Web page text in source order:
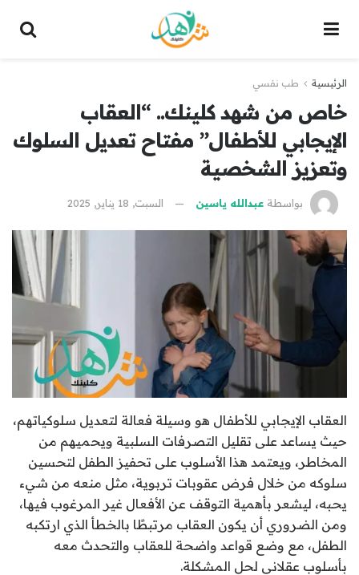
الرئيسية طب نفسي
خاص من شهد كلينك.. “العقاب
الإيجابي للأطفال” مفتاح تعديل السلوك
وتعزيز الشخصية
بواسطة عبدالله ياسين السبت, 18 يناير, 2025
العقاب الإيجابي للأطفال هو وسيلة فعالة لتعديل سلوكياتهم،
حيث يساعد على تقليل التصرفات السلبية ويحميهم من
المخاطر، ويعتمد هذا الأسلوب على تحفيز الطفل لتحسين
سلوكه من خلال فرض عقوبات تربوية، مثل منعه من شيء
يحبه، ليشعر بأهمية التوقف عن الأفعال غير المرغوب فيها،
ومن الضروري أن يكون العقاب مرتبطًا بالخطأ الذي ارتكبه
الطفل، مع وضع قواعد واضحة للعقاب والتحدث معه
بأسلوب عقلاني لحل المشكلة.